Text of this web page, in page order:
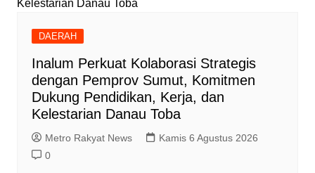
DAERAH
Inalum Perkuat Kolaborasi Strategis
dengan Pemprov Sumut, Komitmen
Dukung Pendidikan, Kerja, dan
Kelestarian Danau Toba
Metro Rakyat News
Kamis 6 Agustus 2026
0